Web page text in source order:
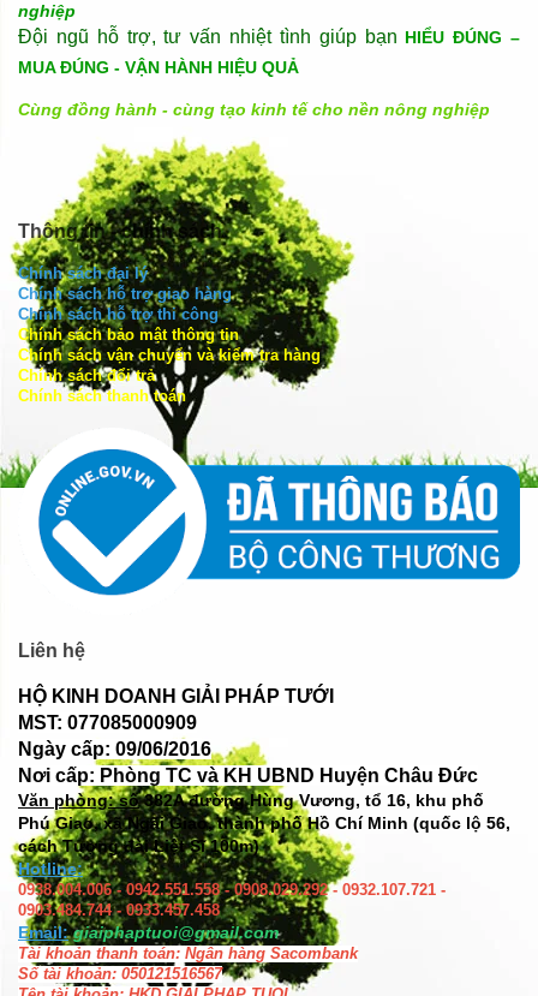
nghiệp
Đội ngũ hỗ trợ, tư vấn nhiệt tình giúp bạn HIỂU ĐÚNG –
MUA ĐÚNG - VẬN HÀNH HIỆU QUẢ
Cùng đồng hành - cùng tạo kinh tế cho nền nông nghiệp
Thông tin - chính sách
Chính sách đại lý
Chính sách hỗ trợ giao hàng
Chính sách hỗ trợ thi công
Chính sách bảo mật thông tin
Chính sách vận chuyển và kiểm tra hàng
Chính sách đổi trả
Chính sách thanh toán
Liên hệ
HỘ KINH DOANH GIẢI PHÁP TƯỚI
MST: 077085000909
Ngày cấp: 09/06/2016
Nơi cấp: Phòng TC và KH UBND Huyện Châu Đức
Văn phòng: số382A đường Hùng Vương, tổ 16, khu phố
Phú Giao, xã Ngãi Giao, thành phố Hồ Chí Minh (quốc lộ 56,
cách Tượng đài Liệt Sĩ 100m)
Hotline:
0938.004.006 - 0942.551.558 - 0908.029.292 - 0932.107.721 -
0903.484.744 - 0933.457.458
Email: giaiphaptuoi@gmail.com
Tài khoản thanh toán: Ngân hàng Sacombank
Số tài khoản: 050121516567